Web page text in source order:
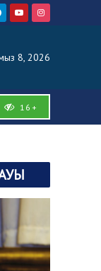
8, 2026
16+